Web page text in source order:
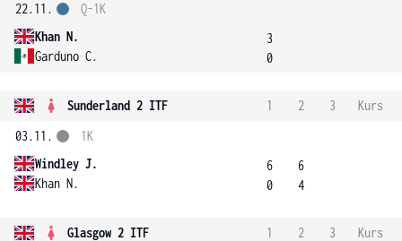
22.11.
Khan N.
Garduno C.
Q-1K
3
0
Sunderland 2 ITF 1 2 3
Kurs
03.11.
Windley J.
Khan N.
1K
6
0
6
4
Glasgow 2 ITF 1 2 3
Kurs